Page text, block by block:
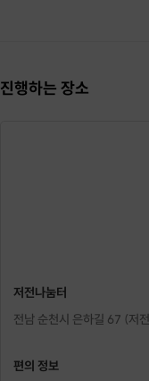
안녕하세요. 식물과 자연을
참가자들의 찐 후기를 모아
진행하는 장소
저전나눔터
전남 순천시 은하길 67 (저
편의 정보